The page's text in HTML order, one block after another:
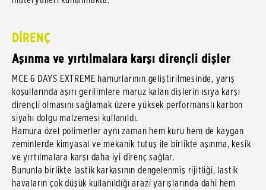
DİRENÇ
Aşınma ve yırtılmalara karşı dirençli dişler
MCE 6 DAYS EXTREME hamurlarının geliştirilmesinde, yarış
koşullarında aşırı gerilimlere maruz kalan dişlerin ısıya karşı
dirençli olmasını sağlamak üzere yüksek performanslı karbon
siyahı dolgu malzemesi kullanıldı.
Hamura özel polimerler aynı zaman hem kuru hem de kaygan
zeminlerde kimyasal ve mekanik tutuş ile birlikte aşınma, kesik
ve yırtılmalara karşı daha iyi direnç sağlar.
Bununla birlikte lastik karkasının dengelenmiş rijitliği, lastik
havaların çok düşük kullanıldığı arazi yarışlarında dahi hem